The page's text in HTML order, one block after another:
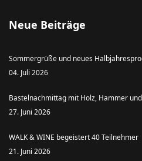
Neue Beiträge
Sommergrüße und neues
04. Juli 2026
Bastelnachmittag mit Holz, Hammer
27. Juni 2026
WALK & WINE begeistert 40 Teilnehmer
21. Juni 2026